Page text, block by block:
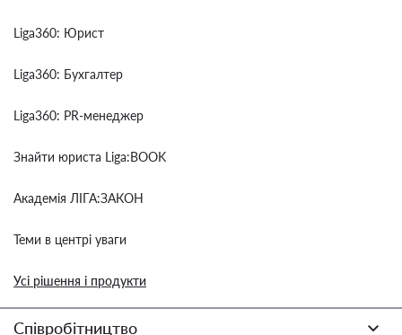
Liga360: Юрист
Liga360: Бухгалтер
Liga360: PR-менеджер
Знайти юриста Liga:BOOK
Академія ЛІГА:ЗАКОН
Теми в центрі уваги
Усі рішення і продукти
Співробітництво